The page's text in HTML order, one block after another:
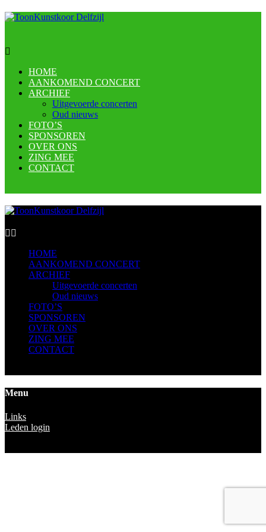
HOME
AANKOMEND CONCERT
ARCHIEF
Uitgevoerde concerten
Oud nieuws
FOTO’S
SPONSOREN
OVER ONS
ZING MEE
CONTACT
HOME
AANKOMEND CONCERT
ARCHIEF
Uitgevoerde concerten
Oud nieuws
FOTO’S
SPONSOREN
OVER ONS
ZING MEE
CONTACT
Menu
Links
Leden login